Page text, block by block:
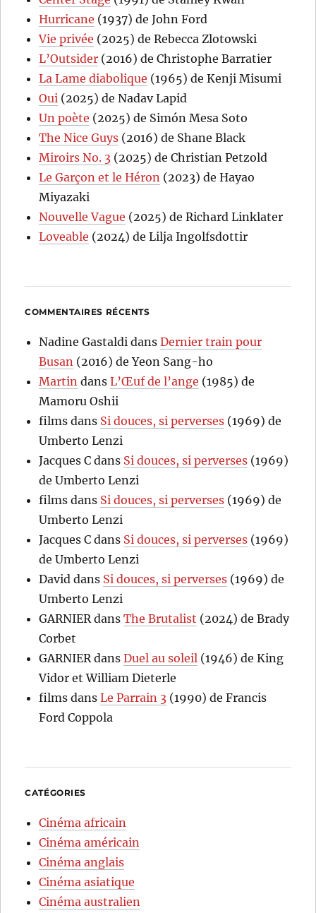
Hurricane (1937) de John Ford
Vie privée (2025) de Rebecca Zlotowski
L’Outsider (2016) de Christophe Barratier
La Lame diabolique (1965) de Kenji Misumi
Oui (2025) de Nadav Lapid
Un poète (2025) de Simón Mesa Soto
The Nice Guys (2016) de Shane Black
Miroirs No. 3 (2025) de Christian Petzold
Le Garçon et le Héron (2023) de Hayao
Miyazaki
Nouvelle Vague (2025) de Richard Linklater
Loveable (2024) de Lilja Ingolfsdottir
COMMENTAIRES RÉCENTS
Nadine Gastaldi dansDernier train pour
Busan (2016) de Yeon Sang-ho
Martin dansL’Œuf de l’ange (1985) de
Mamoru Oshii
films dans Si douces, si perverses (1969) de
Umberto Lenzi
Jacques C dans Si douces, si perverses (1969)
de Umberto Lenzi
films dans Si douces, si perverses (1969) de
Umberto Lenzi
Jacques C dans Si douces, si perverses (1969)
de Umberto Lenzi
David dans Si douces, si perverses (1969) de
Umberto Lenzi
GARNIER dansThe Brutalist (2024) de Brady
Corbet
GARNIER dansDuel au soleil (1946) de King
Vidor et William Dieterle
films dansLe Parrain 3 (1990) de Francis
Ford Coppola
CATÉGORIES
Cinéma africain
Cinéma américain
Cinéma anglais
Cinéma asiatique
Cinéma australien